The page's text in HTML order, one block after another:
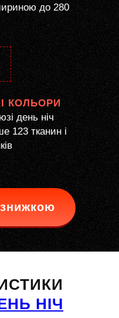
до 280
КОЛЬОРИ
день ніч
123 тканин і
НІЧ